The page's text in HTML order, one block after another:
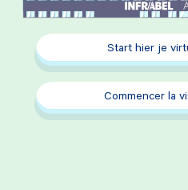
Start hier je
Commencer la